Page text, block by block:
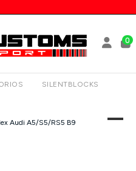
0
SILENTBLOCKS